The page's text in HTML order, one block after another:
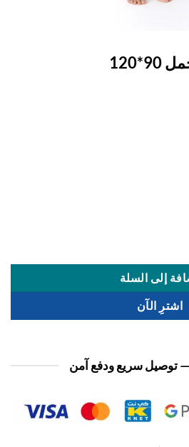
السلة
الآن
سريع ودفع آمن